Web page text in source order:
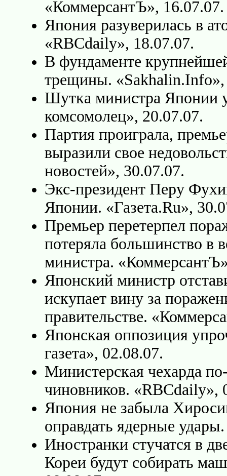
«КоммерсантЪ», 16.07.07.
Япония разуверилась в
«RBCdaily», 18.07.07.
В фундаменте
трещины. «Sakhalin.Info»,
Шутка министра Японии
комсомолец», 20.07.07.
Партия проиграла,
выразили свое
новостей», 30.07.07.
Экс-президент Перу
Японии. «Газета.Ru»,
Премьер перетерпел
потеряла большинство в
министра.
Японский министр
искупает вину за
правительстве.
Японская оппозиция
газета», 02.08.07.
Министерская чехарда
чиновников. «RBCdaily»,
Япония не забыла
оправдать ядерные
Иностранки стучатся в
Кореи будут собирать